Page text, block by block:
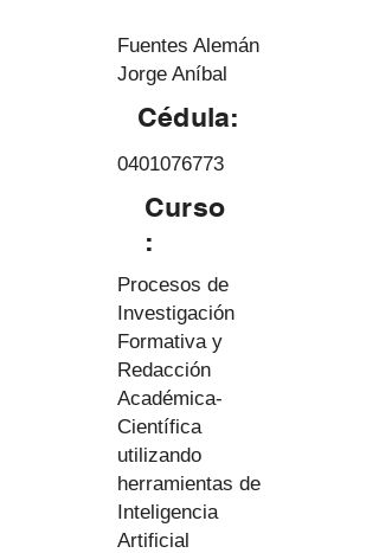
Fuentes Alemán
Jorge Aníbal
Cédula:
0401076773
Curso
:
Procesos de
Investigación
Formativa y
Redacción
Académica-
Científica
utilizando
herramientas de
Inteligencia
Artificial